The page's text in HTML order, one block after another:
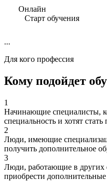
Онлайн
Старт обучения
...
Для кого профессия
Кому подойдет
1
Начинающие специалисты,
специальность и хотят
2
Люди, имеющие
получить дополнительное
3
Люди, работающие в других
приобрести дополнительные